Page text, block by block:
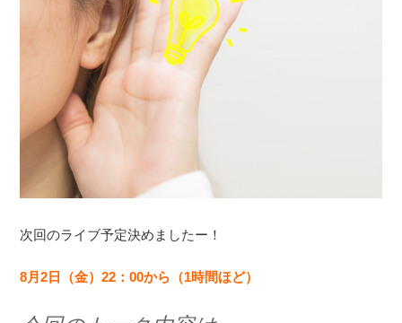
次回のライブ予定決めましたー！
8月2 日（金）22：00から（1時間ほど）